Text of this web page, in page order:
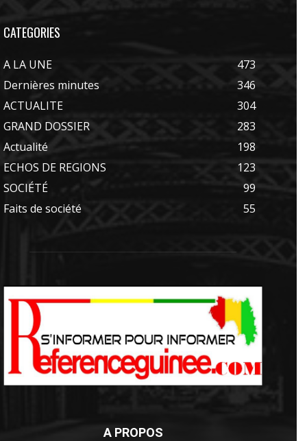
CATEGORIES
A LA UNE
473
Dernières minutes
346
ACTUALITE
304
GRAND DOSSIER
283
Actualité
198
ECHOS DE REGIONS
123
SOCIÉTÉ
99
Faits de société
55
A PROPOS